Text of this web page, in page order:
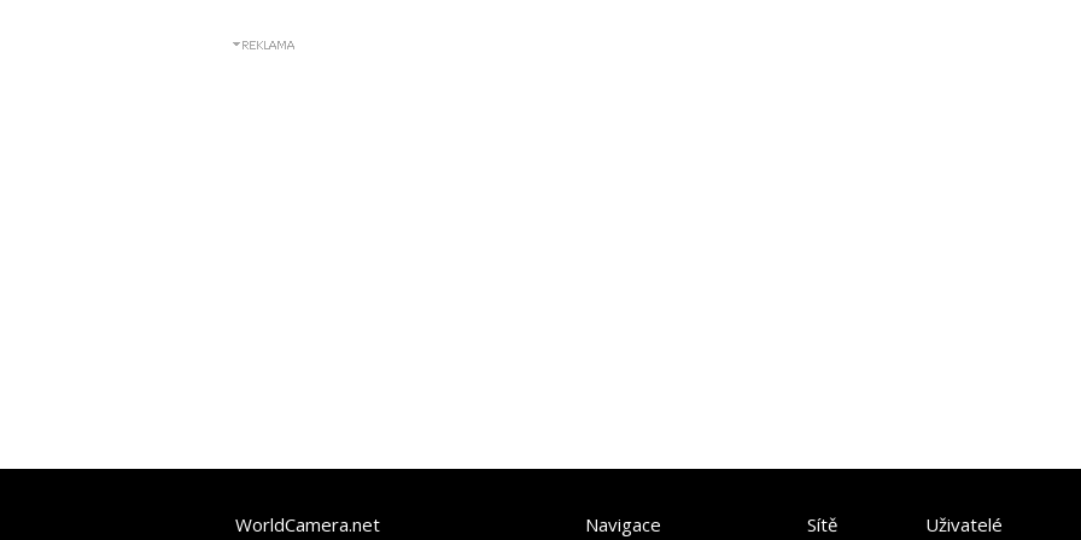
WorldCamera.net Navigace Sítě Uživatelé